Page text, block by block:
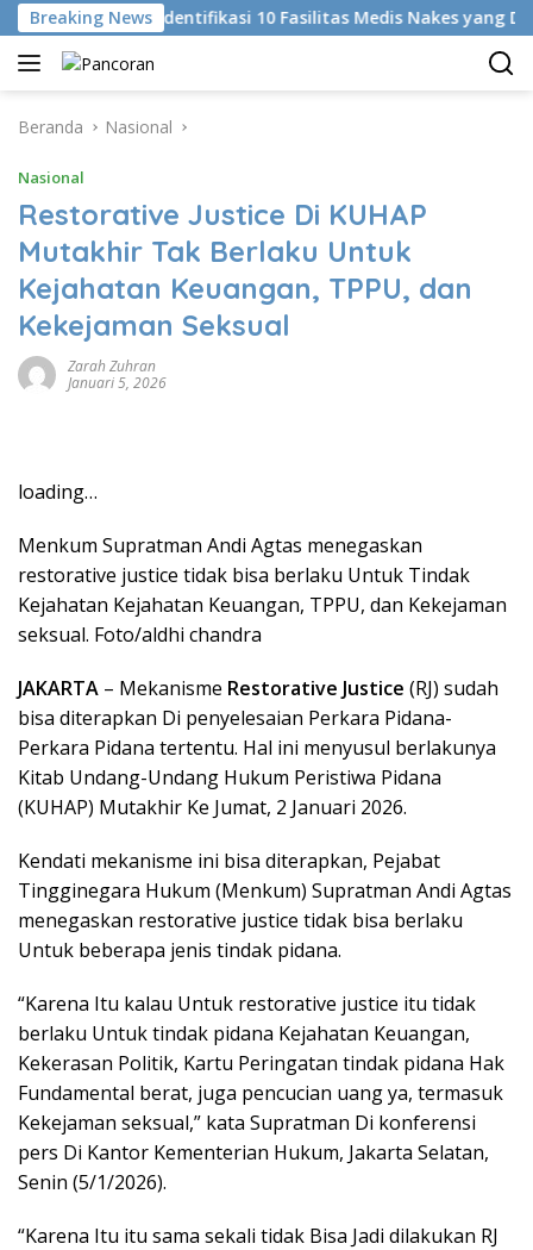
Langsung
ke
konten
Breaking News
KKI Identifikasi 10 Fasilitas Medis Nakes yang Diduga
Beranda Nasional
Nasional
Restorative Justice Di KUHAP
Mutakhir Tak Berlaku Untuk
Kejahatan Keuangan, TPPU, dan
Kekejaman Seksual
Zarah Zuhran
Januari 5, 2026
loading…
Menkum Supratman Andi Agtas menegaskan
restorative justice tidak bisa berlaku Untuk Tindak
Kejahatan Kejahatan Keuangan, TPPU, dan Kekejaman
seksual. Foto/aldhi chandra
JAKARTA – Mekanisme Restorative Justice (RJ) sudah
bisa diterapkan Di penyelesaian Perkara Pidana-
Perkara Pidana tertentu. Hal ini menyusul berlakunya
Kitab Undang-Undang Hukum Peristiwa Pidana
(KUHAP) Mutakhir Ke Jumat, 2 Januari 2026.
Kendati mekanisme ini bisa diterapkan, Pejabat
Tingginegara Hukum (Menkum) Supratman Andi Agtas
menegaskan restorative justice tidak bisa berlaku
Untuk beberapa jenis tindak pidana.
“Karena Itu kalau Untuk restorative justice itu tidak
berlaku Untuk tindak pidana Kejahatan Keuangan,
Kekerasan Politik, Kartu Peringatan tindak pidana Hak
Fundamental berat, juga pencucian uang ya, termasuk
Kekejaman seksual,” kata Supratman Di konferensi
pers Di Kantor Kementerian Hukum, Jakarta Selatan,
Senin (5/1/2026).
“Karena Itu itu sama sekali tidak Bisa Jadi dilakukan RJ